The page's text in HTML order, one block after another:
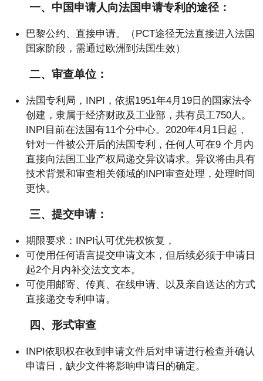
一、中国申请人向法国申请专利的途径：
巴黎公约、直接申请。（PCT途径无法直接进入法国
国家阶段，需通过欧洲到法国生效）
二、审查单位：
法国专利局，INPI，依据1951年4月19日的国家法令
创建，隶属于经济财政及工业部，共有员工750人。
INPI目前在法国有11个分中心。2020年4月1日起，
针对一件被公开后的法国专利，任何人可在9 个月内
直接向法国工业产权局递交异议请求。异议将由具有
技术背景和审查相关领域的INPI审查处理，处理时间
更快。
三、提交申请：
期限要求：INPI认可优先权恢复，
可使用任何语言提交申请文本，但后续必须于申请日
起2个月内补交法文文本。
可使用邮寄、传真、在线申请、以及亲自送达的方式
直接递交专利申请。
四、形式审查
INPI依职权在收到申请文件后对申请进行检查并确认
申请日，缺少文件将影响申请日的确定。